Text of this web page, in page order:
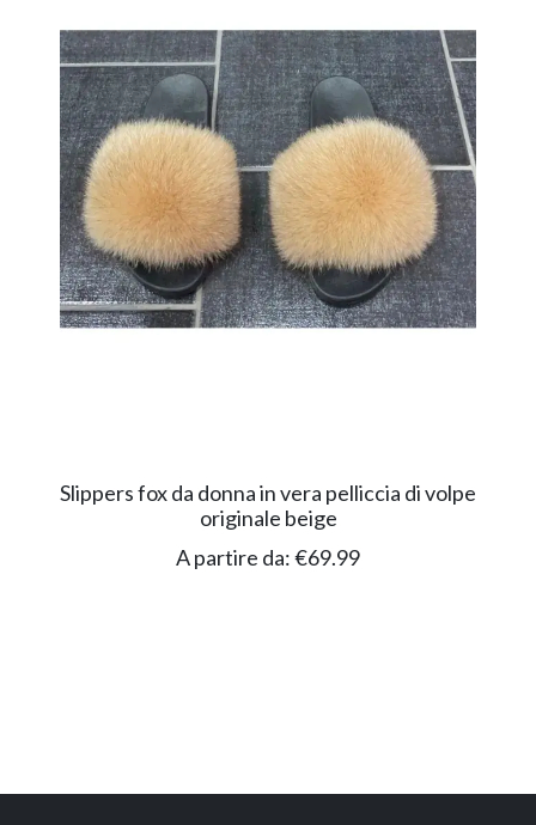
Slippers fox da donna in vera pelliccia di volpe
originale beige
A partire da:€69.99